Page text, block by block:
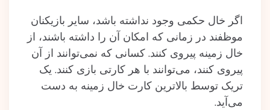
اگر خال حکمی وجود نداشته باشد، سایر بازیکنان
موظفند در زمانی که امکان آن را داشته باشند، از
خال زمینه پیروی کنند. کسانی که نمی‌توانند از آن
پیروی کنند، می‌توانند با هر کارتی بازی کنند. یک
تریک توسط بالاترین کارت خال زمینه به دست
می‌آید.